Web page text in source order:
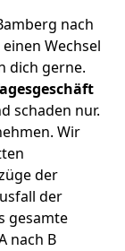
nach
Wechsel
dich gerne.
schaden nur.
Wir
der
der
gesamte
nach B